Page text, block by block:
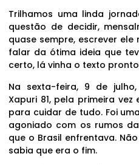
Trilhamos uma linda
questão de decidir,
quase sempre, escrever ele
falar da ótima ideia que
certo, lá vinha o texto
Na sexta-feira, 9 de
Xapuri 81, pela primeira
para cuidar de tudo. Foi
agoniado com os rumos
que o Brasil enfrentava.
sabia que era o fim.